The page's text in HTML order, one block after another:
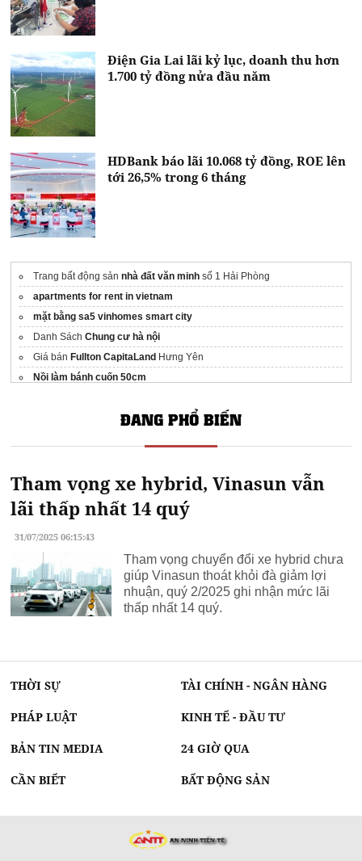
Điện Gia Lai lãi kỷ lục, doanh thu hơn
1.700 tỷ đồng nửa đầu năm
HDBank báo lãi 10.068 tỷ đồng, ROE lên
tới 26,5% trong 6 tháng
Trang bất động sảnnhà đất văn minh số 1 Hải Phòng
apartments for rent in vietnam
mặt bằng sa5 vinhomes smart city
Danh SáchChung cư hà nội
Giá bánFullton CapitaLand Hưng Yên
Nồi làm bánh cuốn 50cm
ĐANG PHỔ BIẾN
Tham vọng xe hybrid, Vinasun vẫn
lãi thấp nhất 14 quý
31/07/2025 06:15:43
Tham vọng chuyển đổi xe hybrid chưa
giúp Vinasun thoát khỏi đà giảm lợi
nhuận, quý 2/2025 ghi nhận mức lãi
thấp nhất 14 quý.
THỜI SỰ TÀI CHÍNH - NGÂN HÀNG
PHÁP LUẬT KINH TẾ - ĐẦU TƯ
BẢN TIN MEDIA 24 GIỜ QUA
CẦN BIẾT BẤT ĐỘNG SẢN